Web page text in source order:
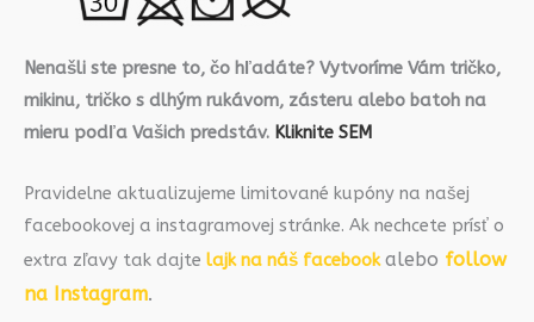
Nenašli ste presne to, čo hľadáte? Vytvoríme Vám tričko,
mikinu, tričko s dlhým rukávom, zásteru alebo batoh na
mieru podľa Vašich predstáv. Kliknite SEM
Pravidelne aktualizujeme limitované kupóny na našej
facebookovej a instagramovej stránke. Ak nechcete prísť o
extra zľavy tak dajte lajk na náš facebookalebo follow
na Instagram.